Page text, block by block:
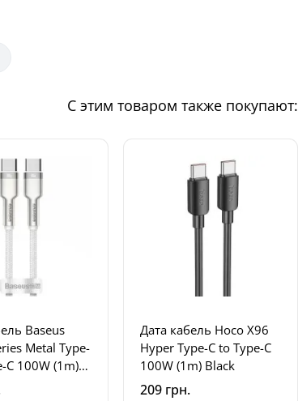
С этим товаром также покупают:
Baseus
Metal Type-
C 100W (1m)
Белый
Дата кабель Hoco X96
Hyper Type-C to Type-C
100W (1m) Black
209 грн.